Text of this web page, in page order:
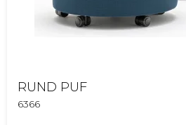
RUND PUF
6366